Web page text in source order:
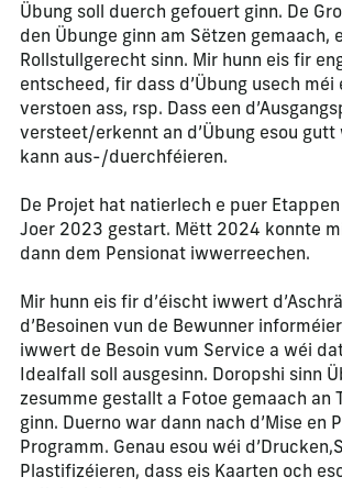
Übung soll duerch gefouert ginn. De
den Übunge ginn am Sëtzen gemaach,
Rollstullgerecht sinn. Mir hunn eis fir
entscheed, fir dass d’Übung usech méi
verstoen ass, rsp. Dass een
versteet/erkennt an d’Übung esou gutt
kann aus-/duerchféieren.
De Projet hat natierlech e puer
Joer 2023 gestart. Mëtt 2024 konnte
dann dem Pensionat iwwerreechen.
Mir hunn eis fir d’éischt iwwert
d’Besoinen vun de Bewunner
iwwert de Besoin vum Service a wéi
Idealfall soll ausgesinn. Doropshi sinn
zesumme gestallt a Fotoe gemaach an
ginn. Duerno war dann nach d’Mise en
Programm. Genau esou wéi
Plastifizéieren, dass eis Kaarten och